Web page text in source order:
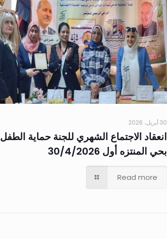
30 أبريل، 2026
انعقاد الاجتماع الشهري للجنة حماية الطفل
بحي المنتزه أول 30/4/2026
Read more